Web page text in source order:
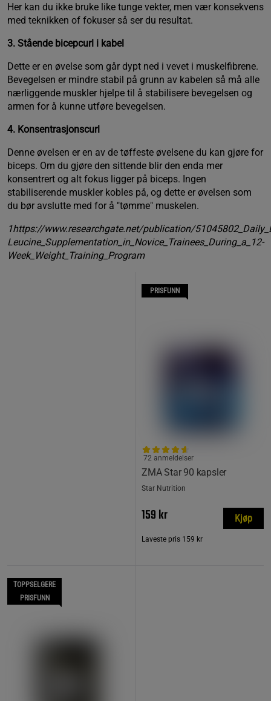
Her kan du ikke bruke like tunge vekter, men vær konsekvens
med teknikken of fokuser så ser du resultat.
3. Stående bicepcurl i kabel
Dette er en øvelse som går dypt ned i vevet i muskelfibrene.
Bevegelsen er mindre stabil på grunn av kabelen så må alle
nærliggende muskler hjelpe til å stabilisere bevegelsen og
armen for å kunne utføre bevegelsen.
4. Konsentrasjonscurl
Denne øvelsen er en av de tøffeste øvelsene du kan gjøre for
biceps. Om du gjøre den sittende blir den enda mer
konsentrert og alt fokus ligger på biceps. Ingen
stabiliserende muskler kobles på, og dette er øvelsen som
du bør avslutte med for å "tømme" muskelen.
1https://www.researchgate.net/publication/
Leucine_Supplementation_in_Novice_Trainees_During_a_12-
Week_Weight_Training_Program
PRISFUNN
ZMA Star 90 kapsler
72 anmeldelser
Star Nutrition
159 kr
Laveste pris 159 kr
Kjøp
TOPPSELGERE
PRISFUNN